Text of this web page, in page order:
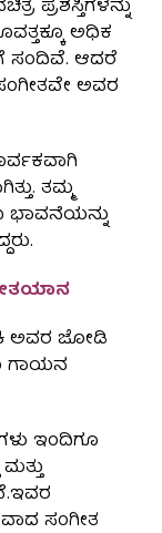
ಪ್ರಶಸ್ತಿಗಳನ್ನು
ಅಧಿಕ
ಸಂದಿವೆ. ಆದರೆ
ಅವರ
ತಮ್ಮ
ಅವರ ಜೋಡಿ
ಗಾಯನ
ಇಂದಿಗೂ
ಸಂಗೀತ